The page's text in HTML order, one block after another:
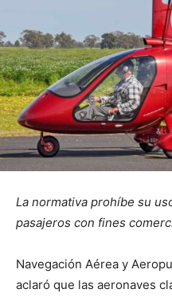
La normativa prohíbe su
pasajeros con fines
Navegación Aérea y
aclaró que las aeronaves